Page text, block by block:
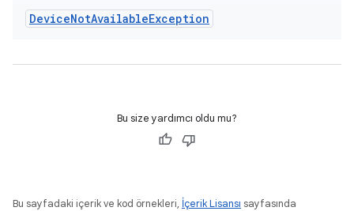
DeviceNotAvailableException
Bu size yardımcı oldu mu?
Bu sayfadaki içerik ve kod örnekleri, İçerik Lisansı sayfasında